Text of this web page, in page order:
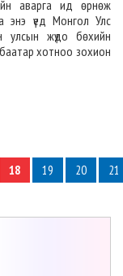
аварга ид өрнөж
энэ үед Монгол Улс
улсын жүдо бөхийн
хотноо зохион
18 19 20
21